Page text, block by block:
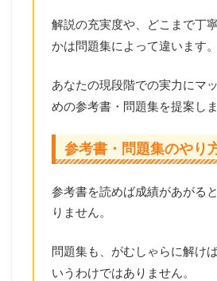
解説の充実度や、どこまで丁
かは問題集によって違います。
あなたの現段階での実力にマ
めの参考書・問題集を提案しま
参考書・問題集のやり
参考書を読めば成績があがる
りません。
問題集も、がむしゃらに解け
いうわけではありません。